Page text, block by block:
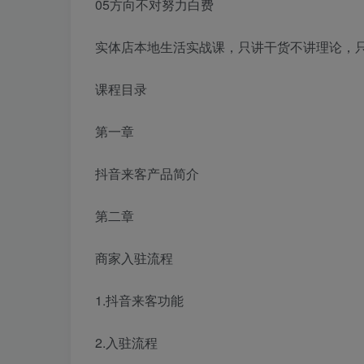
05方向不对努力白费
实体店本地生活实战课，只讲干货不讲理论，
课程目录
第一章
抖音来客产品简介
第二章
商家入驻流程
1.抖音来客功能
2.入驻流程